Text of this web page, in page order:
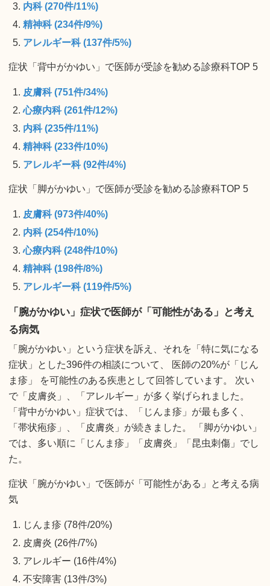
内科 (270件/11%)
精神科 (234件/9%)
アレルギー科 (137件/5%)
症状「背中がかゆい」で医師が受診を勧める診療科TOP 5
皮膚科 (751件/34%)
心療内科 (261件/12%)
内科 (235件/11%)
精神科 (233件/10%)
アレルギー科 (92件/4%)
症状「脚がかゆい」で医師が受診を勧める診療科TOP 5
皮膚科 (973件/40%)
内科 (254件/10%)
心療内科 (248件/10%)
精神科 (198件/8%)
アレルギー科 (119件/5%)
「腕がかゆい」症状で医師が「可能性がある」と考え
る病気
「腕がかゆい」という症状を訴え、それを「特に気になる
症状」とした396件の相談について、 医師の20%が「じん
ま疹」 を可能性のある疾患として回答しています。 次い
で「皮膚炎」、「アレルギー」が多く挙げられました。
「背中がかゆい」症状では、「じんま疹」が最も多く、
「帯状疱疹」、「皮膚炎」が続きました。 「脚がかゆい」
では、多い順に「じんま疹」「皮膚炎」「昆虫刺傷」でし
た。
症状「腕がかゆい」で医師が「可能性がある」と考える病
気
じんま疹 (78件/20%)
皮膚炎 (26件/7%)
アレルギー (16件/4%)
不安障害 (13件/3%)